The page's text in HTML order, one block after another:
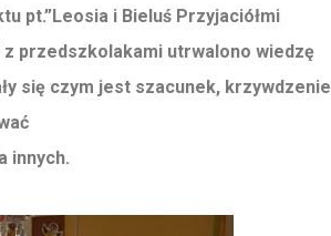
pt.”Leosia i Bieluś Przyjaciółmi
przedszkolakami utrwalono wiedzę
się czym jest szacunek, krzywdzenie
innych.